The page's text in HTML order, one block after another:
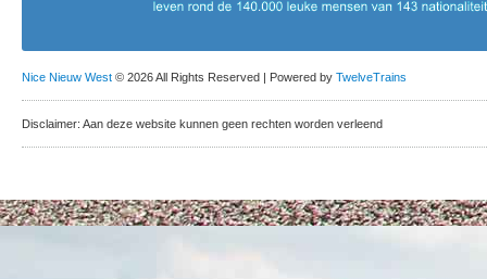
Nice Nieuw West © 2026 All Rights Reserved | Powered by TwelveTrains
Disclaimer: Aan deze website kunnen geen rechten worden verleend